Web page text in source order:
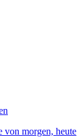
von morgen, heute